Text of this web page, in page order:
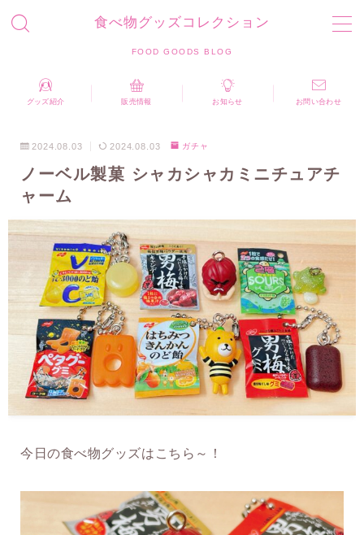
食べ物グッズコレクション
FOOD GOODS BLOG
プライバシーポリシー
運営者情報
グッズ紹介 販売情報 お知らせ お問い合わせ
2024.08.03 2024.08.03 ガチャ
ノーベル製菓 シャカシャカミニチュアチ
ャーム
今日の食べ物グッズはこちら～！